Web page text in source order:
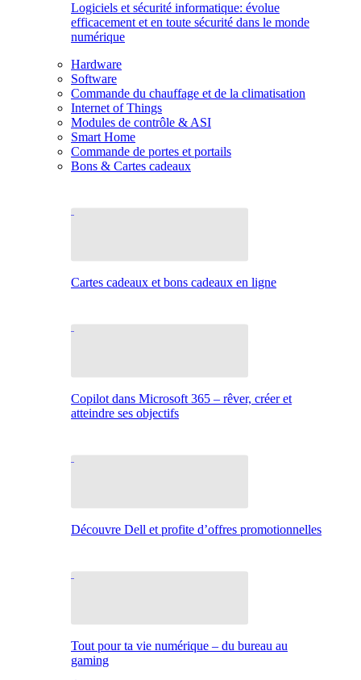
Logiciels et sécurité informatique: évolue
efficacement et en toute sécurité dans le monde
numérique
Hardware
Software
Commande du chauffage et de la climatisation
Internet of Things
Modules de contrôle & ASI
Smart Home
Commande de portes et portails
Bons & Cartes cadeaux
Cartes cadeaux et bons cadeaux en ligne
Copilot dans Microsoft 365 – rêver, créer et
atteindre ses objectifs
Découvre Dell et profite d’offres promotionnelles
Tout pour ta vie numérique – du bureau au
gaming